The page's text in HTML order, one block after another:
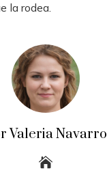
la rodea.
Valeria Navarro